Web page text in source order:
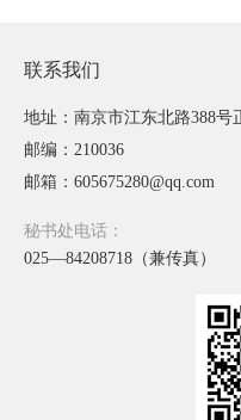
联系我们
地址：南京市江东北路388号
邮编：210036
邮箱：605675280@qq.com
秘书处电话：
025—84208718（兼传真）